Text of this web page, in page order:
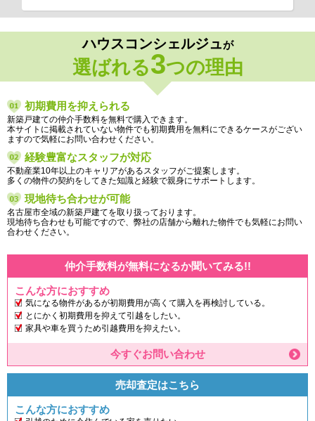
ハウスコンシェルジュが
選ばれる3つの理由
初期費用を抑えられる
新築戸建ての仲介手数料を無料で購入できます。
本サイトに掲載されていない物件でも初期費用を無料にできるケースがござい
ますので気軽にお問い合わせください。
経験豊富なスタッフが対応
不動産業10年以上のキャリアがあるスタッフがご提案します。
多くの物件の契約をしてきた知識と経験で親身にサポートします。
現地待ち合わせが可能
名古屋市全域の新築戸建てを取り扱っております。
現地待ち合わせも可能ですので、弊社の店舗から離れた物件でも気軽にお問い
合わせください。
仲介手数料が無料になるか聞いてみる!!
こんな方におすすめ
気になる物件があるが初期費用が高くて購入を再検討している。
とにかく初期費用を抑えて引越をしたい。
家具や車を買うため引越費用を抑えたい。
今すぐお問い合わせ
売却査定はこちら
こんな方におすすめ